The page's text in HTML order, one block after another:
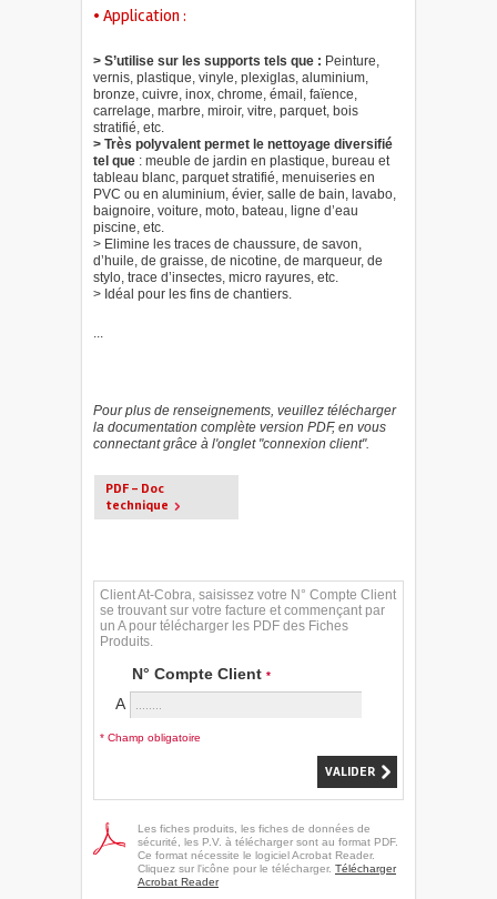
• Application :
> S’utilise sur les supports tels que : Peinture,
vernis, plastique, vinyle, plexiglas, aluminium,
bronze, cuivre, inox, chrome, émail, faïence,
carrelage, marbre, miroir, vitre, parquet, bois
stratifié, etc.
> Très polyvalent permet le nettoyage diversifié
tel que : meuble de jardin en plastique, bureau et
tableau blanc, parquet stratifié, menuiseries en
PVC ou en aluminium, évier, salle de bain, lavabo,
baignoire, voiture, moto, bateau, ligne d’eau
piscine, etc.
> Elimine les traces de chaussure, de savon,
d’huile, de graisse, de nicotine, de marqueur, de
stylo, trace d’insectes, micro rayures, etc.
> Idéal pour les fins de chantiers.
...
Pour plus de renseignements, veuillez télécharger
la documentation complète version PDF, en vous
connectant grâce à l'onglet "connexion client".
PDF - Doc
technique
Client At-Cobra, saisissez votre N° Compte Client
se trouvant sur votre facture et commençant par
un A pour télécharger les PDF des Fiches
Produits.
N° Compte Client *
A
* Champ obligatoire
Les fiches produits, les fiches de données de
sécurité, les P.V. à télécharger sont au format PDF.
Ce format nécessite le logiciel Acrobat Reader.
Cliquez sur l'icône pour le télécharger. Télécharger
Acrobat Reader